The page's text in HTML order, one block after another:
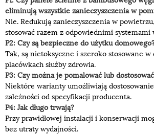
eliminują wszystkie zanieczyszczenia w
Nie. Redukują zanieczyszczenia w
stosować razem z odpowiednimi systemami
P2: Czy są bezpieczne do użytku
Tak, są nietoksyczne i szeroko stosowane w
placówkach służby zdrowia.
P3: Czy można je pomalować lub
Niektóre warianty umożliwiają
zależności od specyfikacji producenta.
P4: Jak długo trwają?
Przy prawidłowej instalacji i konserwacji
bez utraty wydajności.